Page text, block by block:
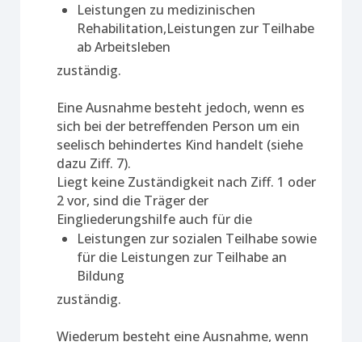
Leistungen zu medizinischen
Rehabilitation,Leistungen zur Teilhabe
ab Arbeitsleben
zuständig.
Eine Ausnahme besteht jedoch, wenn es
sich bei der betreffenden Person um ein
seelisch behindertes Kind handelt (siehe
dazu Ziff. 7).
Liegt keine Zuständigkeit nach Ziff. 1 oder
2 vor, sind die Träger der
Eingliederungshilfe auch für die
Leistungen zur sozialen Teilhabe sowie
für die Leistungen zur Teilhabe an
Bildung
zuständig.
Wiederum besteht eine Ausnahme, wenn